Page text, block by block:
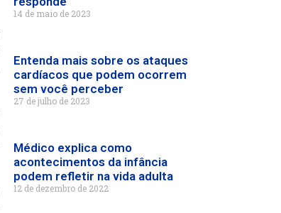
14 de maio de 2023
Entenda mais sobre os ataques
cardíacos que podem ocorrem
sem você perceber
27 de julho de 2023
Médico explica como
acontecimentos da infância
podem refletir na vida adulta
12 de dezembro de 2022